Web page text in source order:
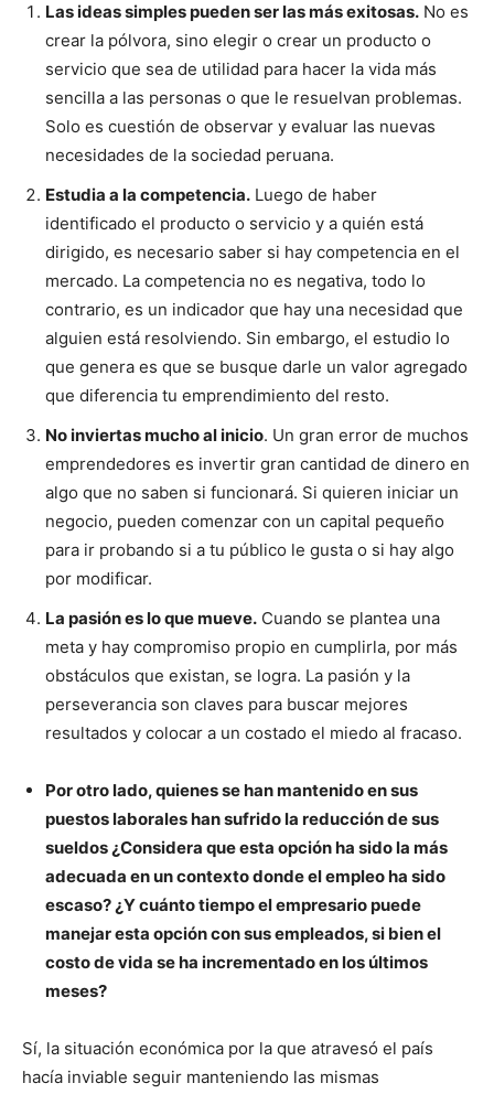
Las ideas simples pueden ser las más exitosas. No es
crear la pólvora, sino elegir o crear un producto o
servicio que sea de utilidad para hacer la vida más
sencilla a las personas o que le resuelvan problemas.
Solo es cuestión de observar y evaluar las nuevas
necesidades de la sociedad peruana.
Estudia a la competencia. Luego de haber
identificado el producto o servicio y a quién está
dirigido, es necesario saber si hay competencia en el
mercado. La competencia no es negativa, todo lo
contrario, es un indicador que hay una necesidad que
alguien está resolviendo. Sin embargo, el estudio lo
que genera es que se busque darle un valor agregado
que diferencia tu emprendimiento del resto.
No inviertas mucho al inicio. Un gran error de muchos
emprendedores es invertir gran cantidad de dinero en
algo que no saben si funcionará. Si quieren iniciar un
negocio, pueden comenzar con un capital pequeño
para ir probando si a tu público le gusta o si hay algo
por modificar.
La pasión es lo que mueve. Cuando se plantea una
meta y hay compromiso propio en cumplirla, por más
obstáculos que existan, se logra. La pasión y la
perseverancia son claves para buscar mejores
resultados y colocar a un costado el miedo al fracaso.
Por otro lado, quienes se han mantenido en sus
puestos laborales han sufrido la reducción de sus
sueldos ¿Considera que esta opción ha sido la más
adecuada en un contexto donde el empleo ha sido
escaso? ¿Y cuánto tiempo el empresario puede
manejar esta opción con sus empleados, si bien el
costo de vida se ha incrementado en los últimos
meses?
Sí, la situación económica por la que atravesó el país
hacía inviable seguir manteniendo las mismas